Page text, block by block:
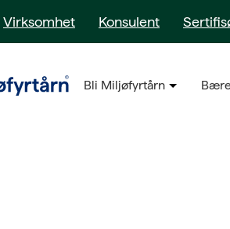
Virksomhet Konsulent
Bli Miljøfyrtårn